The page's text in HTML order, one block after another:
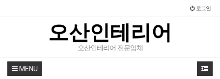
로그인
오산인테리어
오산인테리어 전문업체
MENU